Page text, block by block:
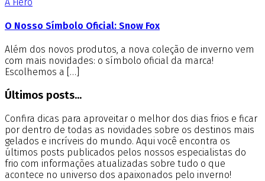
O Nosso Símbolo Oficial: Snow Fox
Além dos novos produtos, a nova coleção de inverno vem
com mais novidades: o símbolo oficial da marca!
Escolhemos a […]
Últimos posts...
Confira dicas para aproveitar o melhor dos dias frios e ficar
por dentro de todas as novidades sobre os destinos mais
gelados e incríveis do mundo. Aqui você encontra os
últimos posts publicados pelos nossos especialistas do
frio com informações atualizadas sobre tudo o que
acontece no universo dos apaixonados pelo inverno!